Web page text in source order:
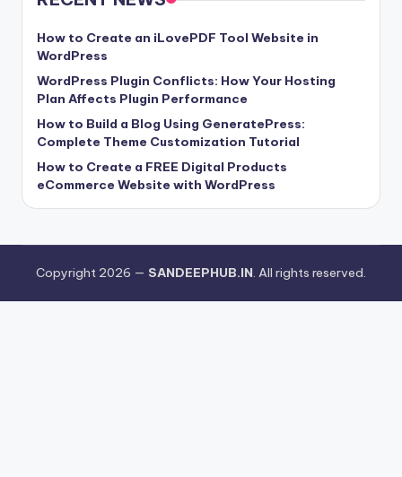
How to Create an iLovePDF Tool Website in
WordPress
WordPress Plugin Conflicts: How Your Hosting
Plan Affects Plugin Performance
How to Build a Blog Using GeneratePress:
Complete Theme Customization Tutorial
How to Create a FREE Digital Products
eCommerce Website with WordPress
Copyright 2026 — SANDEEPHUB.IN. All rights reserved.